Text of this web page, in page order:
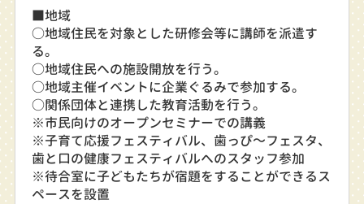
■地域
○地域住民を対象とした研修会等に講師を派遣す
る。
○地域住民への施設開放を行う。
○地域主催イベントに企業ぐるみで参加する。
○関係団体と連携した教育活動を行う。
※市民向けのオープンセミナーでの講義
※子育て応援フェスティバル、歯っぴ～フェスタ、
歯と口の健康フェスティバルへのスタッフ参加
※待合室に子どもたちが宿題をすることができるス
ペースを設置